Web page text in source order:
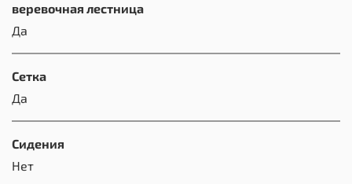
веревочная лестница
Да
Сетка
Да
Сидения
Нет